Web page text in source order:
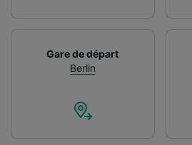
Gare de départ
Berlin